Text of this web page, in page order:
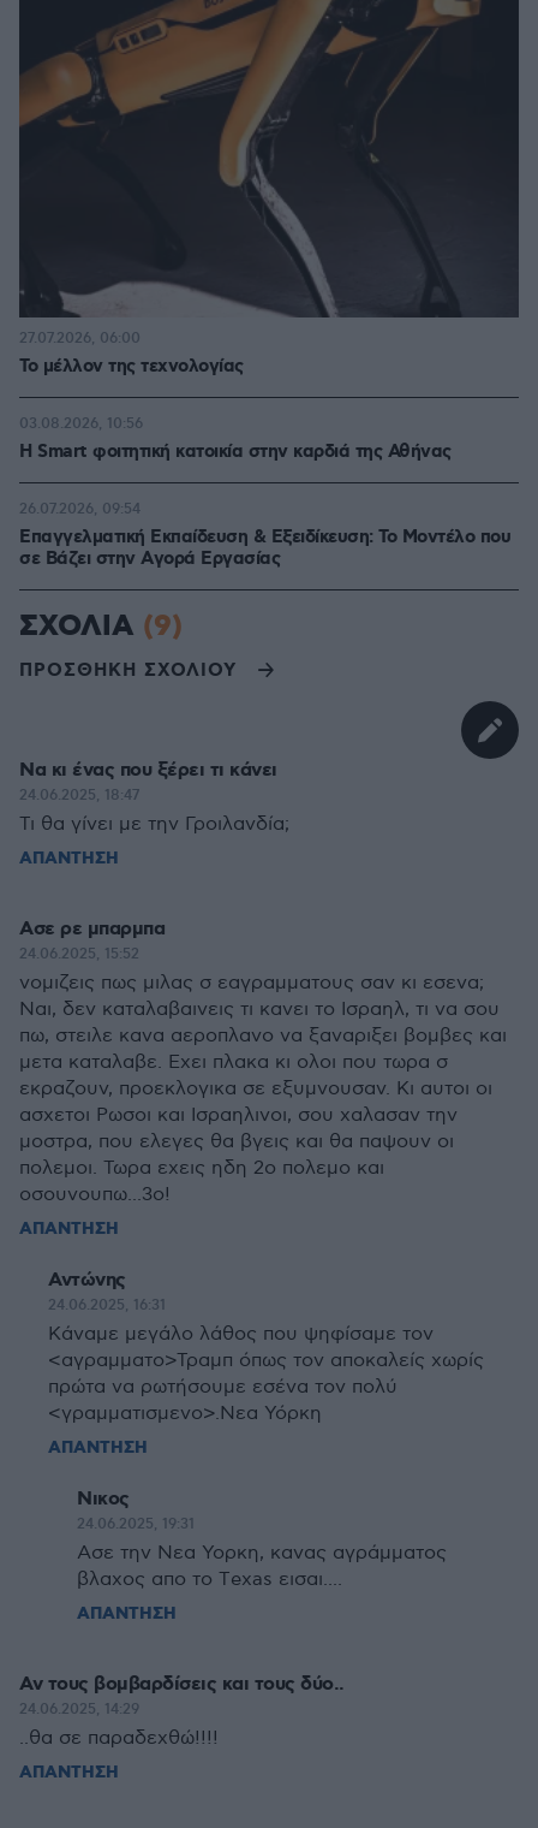
Το μέλλον της τεχνολογίας
27.07.2026, 06:00
Η Smart φοιτητική κατοικία στην καρδιά της Αθήνας
03.08.2026, 10:56
Επαγγελματική Εκπαίδευση & Εξειδίκευση: Το Mοντέλο που
σε Bάζει στην Aγορά Eργασίας
26.07.2026, 09:54
ΣΧΟΛΙΑ (9)
ΠΡΟΣΘΗΚΗ ΣΧΟΛΙΟΥ
Να κι ένας που ξέρει τι κάνει
24.06.2025, 18:47
Τι θα γίνει με την Γροιλανδία;
ΑΠΑΝΤΗΣΗ
Ασε ρε μπαρμπα
24.06.2025, 15:52
νομιζεις πως μιλας σ εαγραμματους σαν κι εσενα;
Ναι, δεν καταλαβαινεις τι κανει το Ισραηλ, τι να σου
πω, στειλε κανα αεροπλανο να ξαναριξει βομβες και
μετα καταλαβε. Εχει πλακα κι ολοι που τωρα σ
εκραζουν, προεκλογικα σε εξυμνουσαν. Κι αυτοι οι
ασχετοι Ρωσοι και Ισραηλινοι, σου χαλασαν την
μοστρα, που ελεγες θα βγεις και θα παψουν οι
πολεμοι. Τωρα εχεις ηδη 2ο πολεμο και
οσουνουπω...3ο!
ΑΠΑΝΤΗΣΗ
Αντώνης
24.06.2025, 16:31
Κάναμε μεγάλο λάθος που ψηφίσαμε τον
<αγραμματο>Τραμπ όπως τον αποκαλείς χωρίς
πρώτα να ρωτήσουμε εσένα τον πολύ
<γραμματισμενο>.Νεα Υόρκη
ΑΠΑΝΤΗΣΗ
Νικος
24.06.2025, 19:31
Ασε την Νεα Υορκη, κανας αγράμματος
βλαχος απο το Τexas εισαι....
ΑΠΑΝΤΗΣΗ
Αν τους βομβαρδίσεις και τους δύο..
24.06.2025, 14:29
..θα σε παραδεχθώ!!!!
ΑΠΑΝΤΗΣΗ